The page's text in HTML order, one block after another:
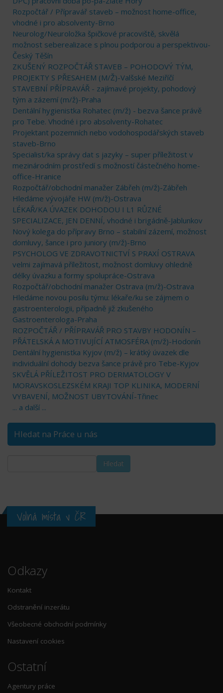
Rozpočtář / Přípravář staveb – možnost home-office,
vhodné i pro absolventy-Brno
Neurolog/Neuroložka špičkové pracoviště, skvělá
možnost seberealizace s plnou podporou a perspektivou-
Český Těšín
ZKUŠENÝ ROZPOČTÁŘ STAVEB – POHODOVÝ TÝM,
PROJEKTY S PŘESAHEM (M/Ž)-Valšské Meziříčí
STAVEBNÍ PŘÍPRAVÁŘ - zajímavé projekty, pohodový
tým a zázemí (m/ž)-Praha
Dentální hygienistka Rohatec (m/ž) - bezva šance právě
pro Tebe. Vhodné i pro absolventy-Rohatec
Projektant pozemních nebo vodohospodářských staveb
staveb-Brno
Specialist/ka správy dat s jazyky – super příležitost v
mezinárodním prostředí s možností částečného home-
office-Hranice
Rozpočtář/obchodní manažer Zábřeh (m/ž)-Zábřeh
Hledáme vývojáře HW (m/ž)-Ostrava
LÉKAŘ/KA ÚVAZEK DOHODOU I L1 RŮZNÉ
SPECIALIZACE, JEN DENNÍ, vhodné i brigádně-Jablunkov
Nový kolega do přípravy Brno – stabilní zázemí, možnost
domluvy, šance i pro juniory (m/ž)-Brno
PSYCHOLOG VE ZDRAVOTNICTVÍ S PRAXÍ OSTRAVA
velmi zajímavá příležitost, možnost domluvy ohledně
délky úvazku a formy spolupráce-Ostrava
Rozpočtář/obchodní manažer Ostrava (m/ž)-Ostrava
Hledáme novou posilu týmu: lékaře/ku se zájmem o
gastroenterologii, případně již zkušeného
Gastroenterologa-Praha
ROZPOČTÁŘ / PŘÍPRAVÁŘ PRO STAVBY HODONÍN –
PŘÁTELSKÁ A MOTIVUJÍCÍ ATMOSFÉRA (m/ž)-Hodonín
Dentální hygienistka Kyjov (m/ž) – krátký úvazek dle
individuální dohody bezva šance právě pro Tebe-Kyjov
SKVĚLÁ PŘÍLEŽITOST PRO DERMATOLOGY V
MORAVSKOSLEZSKÉM KRAJI TOP KLINIKA, MODERNÍ
VYBAVENÍ, MOŽNOST UBYTOVÁNÍ-Třinec
... a další ...
Hledat na Práce u nás
Volná místa v ČR
Odkazy
Kontakt
Odstranění inzerátu
Všeobecné obchodní podmínky
Nastavení cookies
Ostatní
Agentury práce